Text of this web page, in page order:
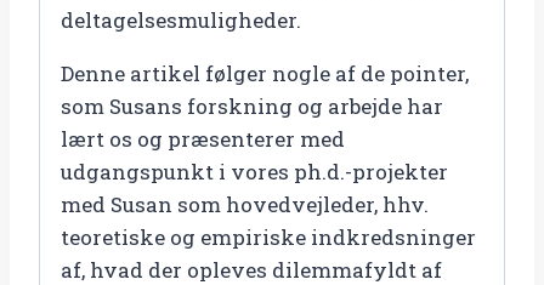
deltagelsesmuligheder.
Denne artikel følger nogle af de pointer,
som Susans forskning og arbejde har
lært os og præsenterer med
udgangspunkt i vores ph.d.-projekter
med Susan som hovedvejleder, hhv.
teoretiske og empiriske indkredsninger
af, hvad der opleves dilemmafyldt af